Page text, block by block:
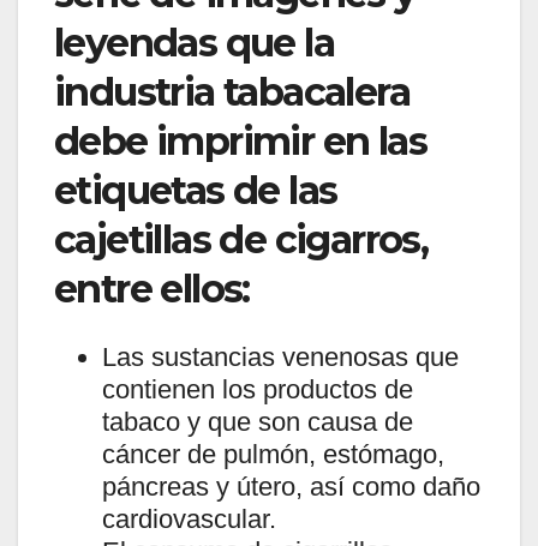
leyendas que la
industria tabacalera
debe imprimir en las
etiquetas de las
cajetillas de cigarros,
entre ellos:
Las sustancias venenosas que
contienen los productos de
tabaco y que son causa de
cáncer de pulmón, estómago,
páncreas y útero, así como daño
cardiovascular.